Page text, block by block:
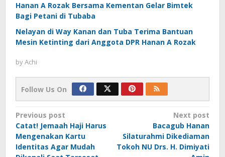
Hanan A Rozak Bersama Kementan Gelar Bimtek
Bagi Petani di Tubaba
Nelayan di Way Kanan dan Tuba Terima Bantuan
Mesin Ketinting dari Anggota DPR Hanan A Rozak
byAchi
Follow Us On
Post
navigation
Previous post
Catat! Jemaah Haji Harus
Mengenakan Kartu
Identitas Agar Mudah
Next post
Bacagub Hanan
Silaturahmi Dikediaman
Tokoh NU Drs. H. Dimiyati